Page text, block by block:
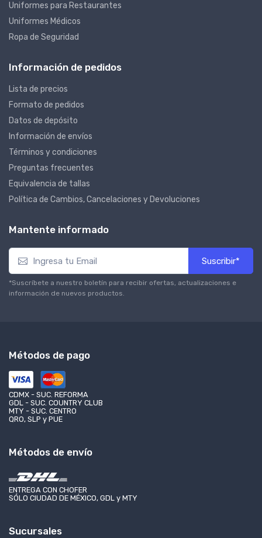
Uniformes para Restaurantes
Uniformes Médicos
Ropa de Seguridad
Información de pedidos
Lista de precios
Formato de pedidos
Datos de depósito
Información de envíos
Términos y condiciones
Preguntas frecuentes
Equivalencia de tallas
Política de Cambios, Cancelaciones y Devoluciones
Mantente informado
Suscribir*
*Suscríbete a nuestro boletín para recibir ofertas, actualizaciones e
información de nuevos productos.
Métodos de pago
CDMX - SUC. REFORMA
GDL - SUC. COUNTRY CLUB
MTY - SUC. CENTRO
QRO, SLP y PUE
Métodos de envío
ENTREGA CON CHOFER
SÓLO CIUDAD DE MÉXICO, GDL y MTY
Sucursales